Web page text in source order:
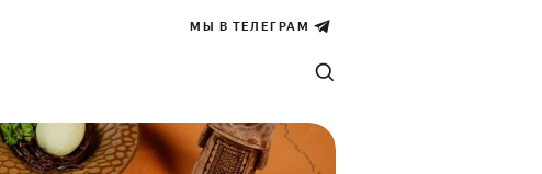
МЫ В ТЕЛЕГРАМ